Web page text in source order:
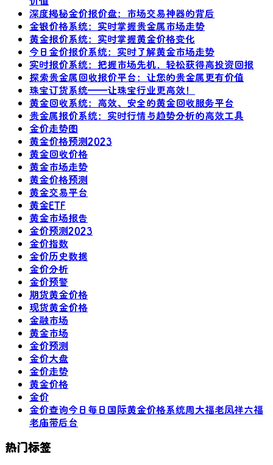
深度揭秘金价报价盘：市场交易神器的背后
金银价格系统：实时掌握贵金属市场走势
黄金报价系统：实时掌握黄金价格变化
今日金价报价系统：实时了解黄金市场走势
实时报价系统：把握市场先机，轻松获得高投资回报
探索贵金属回收报价平台：让您的贵金属更有价值
珠宝订货系统——让珠宝行业更高效！
黄金回收系统：高效、安全的黄金回收服务平台
贵金属报价系统：实时行情与趋势分析的高效工具
金价走势图
黄金价格预测2023
黄金回收价格
黄金市场走势
黄金价格预测
黄金交易平台
黄金ETF
黄金市场报告
金价预测2023
金价指数
金价历史数据
金价分析
金价预警
期货黄金价格
现货黄金价格
金融市场
黄金市场
金价预测
金价大盘
金价走势
黄金价格
金价
金价查询今日每日国际黄金价格系统周大福老凤祥六福
老庙带后台
热门标签